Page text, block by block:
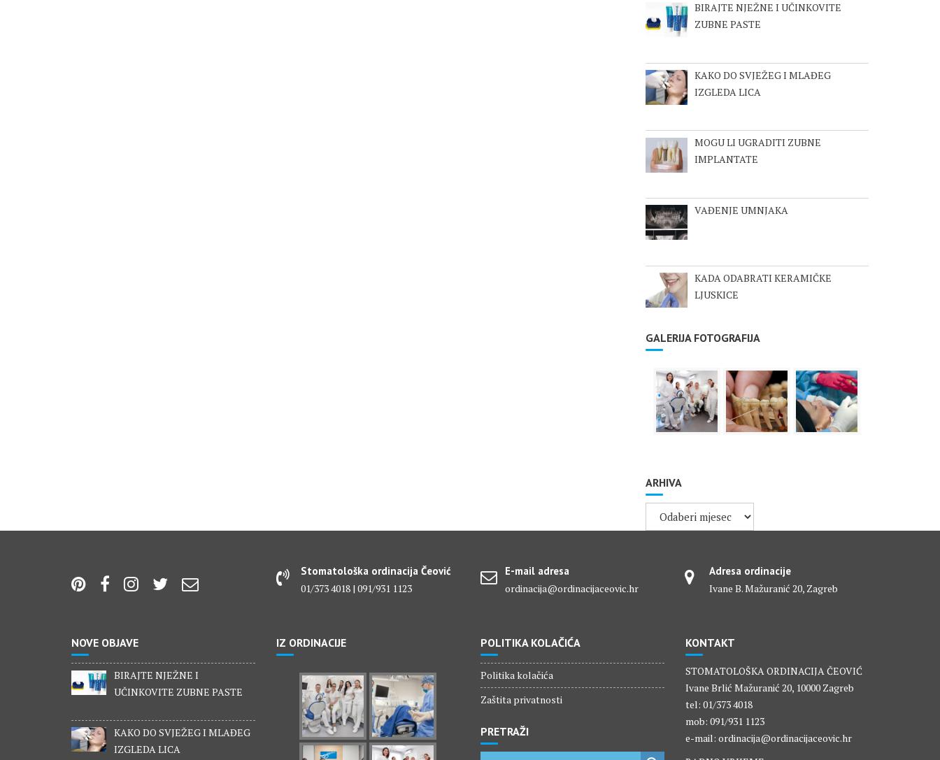
BIRAJTE NJEŽNE I UČINKOVITE
ZUBNE PASTE
KAKO DO SVJEŽEG I MLAĐEG
IZGLEDA LICA
MOGU LI UGRADITI ZUBNE
IMPLANTATE
VAĐENJE UMNJAKA
KADA ODABRATI KERAMIČKE
LJUSKICE
GALERIJA FOTOGRAFIJA
ARHIVA
ARHIVA
Stomatološka ordinacija Čeović
01/373 4018 | 091/931 1123
E-mail adresa
ordinacija@ordinacijaceovic.hr
Adresa ordinacije
Ivane B. Mažuranić 20, Zagreb
NOVE OBJAVE
BIRAJTE NJEŽNE I
UČINKOVITE ZUBNE PASTE
KAKO DO SVJEŽEG I MLAĐEG
IZGLEDA LICA
IZ ORDINACIJE POLITIKA KOLAČIĆA
Politika kolačića
Zaštita privatnosti
PRETRAŽI
KONTAKT
STOMATOLOŠKA ORDINACIJA ČEOVIĆ
Ivane Brlić Mažuranić 20, 10000 Zagreb
tel: 01/373 4018
mob: 091/931 1123
e-mail: ordinacija@ordinacijaceovic.hr